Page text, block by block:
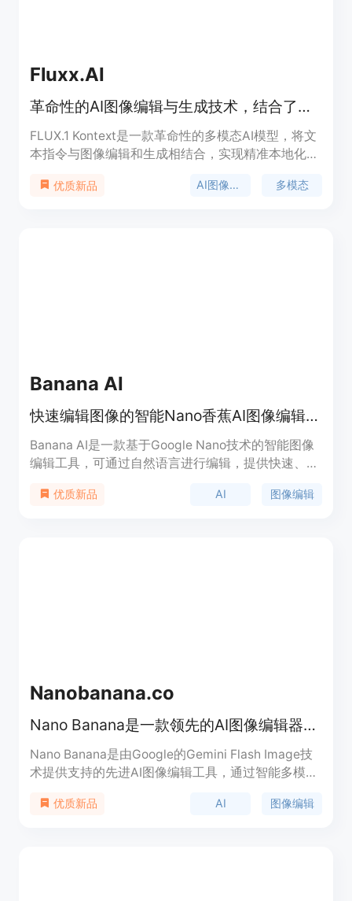
Fluxx.AI
革命性的AI图像编辑与生成技术，结合了文字指令和视觉语境，实现精准编辑和风格转移。
FLUX.1 Kontext是一款革命性的多模态AI模型，将文
本指令与图像编辑和生成相结合，实现精准本地化编
销内容创作、电影制作和设计等专业工作流程。
优质新品 AI图像编辑 多模态
Banana AI
快速编辑图像的智能Nano香蕉AI图像编辑器。
Banana AI是一款基于Google Nano技术的智能图像
编辑工具，可通过自然语言进行编辑，提供快速、专
合各种创意需求。
优质新品 AI 图像编辑
Nanobanana.co
Nano Banana是一款领先的AI图像编辑器，通过简单的文本提示转换任何图像。
Nano Banana是由Google的Gemini Flash Image技
术提供支持的先进AI图像编辑工具，通过智能多模态
图像编辑。
优质新品 AI 图像编辑